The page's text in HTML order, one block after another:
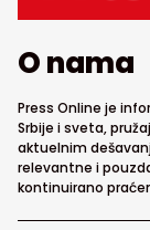
O nama
Press Online je
Srbije i sveta,
aktuelnim
relevantne i
kontinuirano